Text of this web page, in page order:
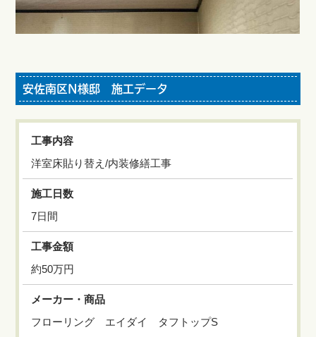
安佐南区N様邸 施工データ
工事内容
洋室床貼り替え/内装修繕工事
施工日数
7日間
工事金額
約50万円
メーカー・商品
フローリング エイダイ タフトップS